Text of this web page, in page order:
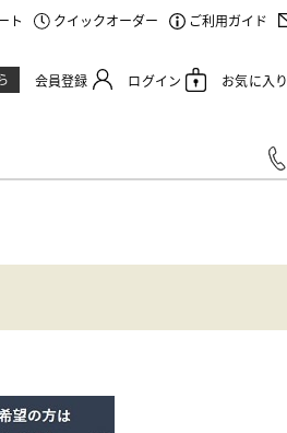
ト クイックオーダー ご利用ガイド
会員登録 ログイン お気に入り